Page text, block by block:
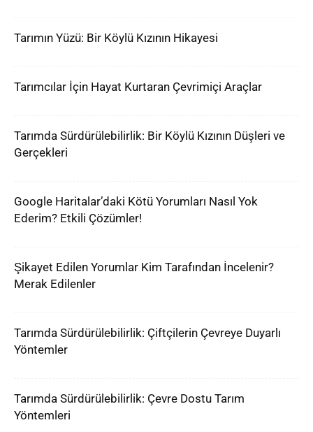
Tarımın Yüzü: Bir Köylü Kızının Hikayesi
Tarımcılar İçin Hayat Kurtaran Çevrimiçi Araçlar
Tarımda Sürdürülebilirlik: Bir Köylü Kızının Düşleri ve
Gerçekleri
Google Haritalar’daki Kötü Yorumları Nasıl Yok
Ederim? Etkili Çözümler!
Şikayet Edilen Yorumlar Kim Tarafından İncelenir?
Merak Edilenler
Tarımda Sürdürülebilirlik: Çiftçilerin Çevreye Duyarlı
Yöntemler
Tarımda Sürdürülebilirlik: Çevre Dostu Tarım
Yöntemleri